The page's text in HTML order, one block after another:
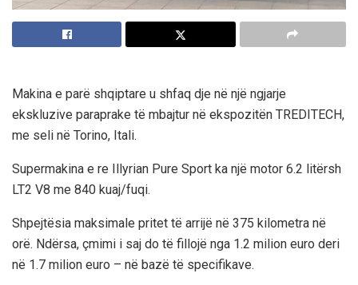
Makina e parë shqiptare u shfaq dje në një ngjarje
ekskluzive paraprake të mbajtur në ekspozitën TREDITECH,
me seli në Torino, Itali.
Supermakina e re Illyrian Pure Sport ka një motor 6.2 litërsh
LT2 V8 me 840 kuaj/fuqi.
Shpejtësia maksimale pritet të arrijë në 375 kilometra në
orë. Ndërsa, çmimi i saj do të fillojë nga 1.2 milion euro deri
në 1.7 milion euro – në bazë të specifikave.